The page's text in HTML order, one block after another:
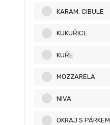
KARAM. CIBULE
KUKUŘICE
KUŘE
MOZZARELA
NIVA
OKRAJ S PÁRKEM